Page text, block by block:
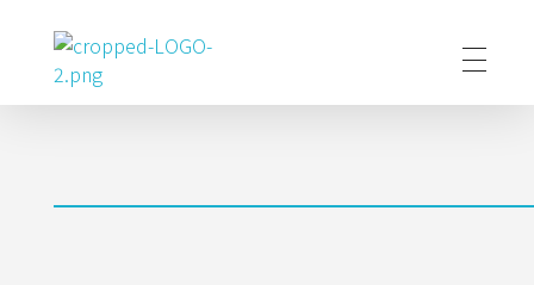
Poder Agropecuario